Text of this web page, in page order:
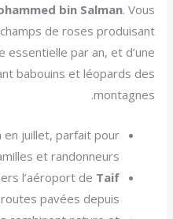
bin Salman. Vous
de roses produisant
essentielle par an, et d’une
babouins et léopards des
montagnes.
en juillet, parfait pour
et randonneurs.
l’aéroport de Taif
pavées depuis